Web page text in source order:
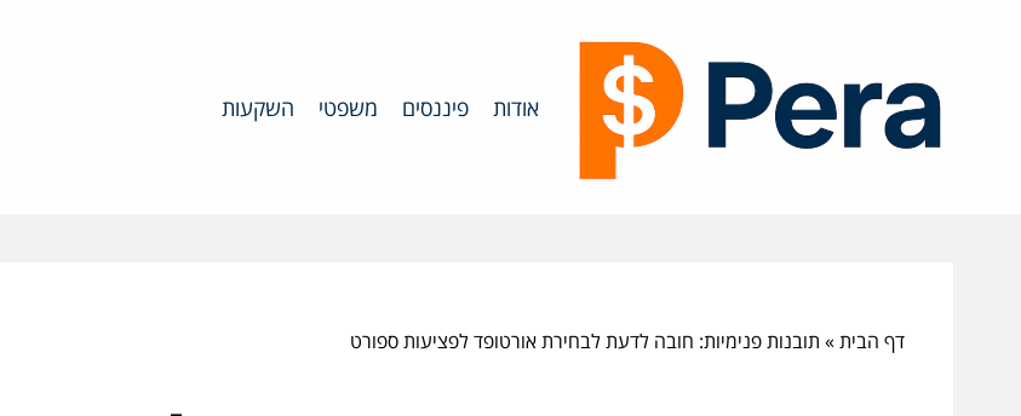
אודות פיננסים משפטי השקעות
דף הבית» תובנות פנימיות: חובה לדעת לבחירת אורטופד לפציעות ספורט